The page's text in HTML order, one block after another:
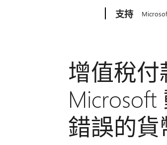
支持
增值稅
Microsoft
錯誤的貨